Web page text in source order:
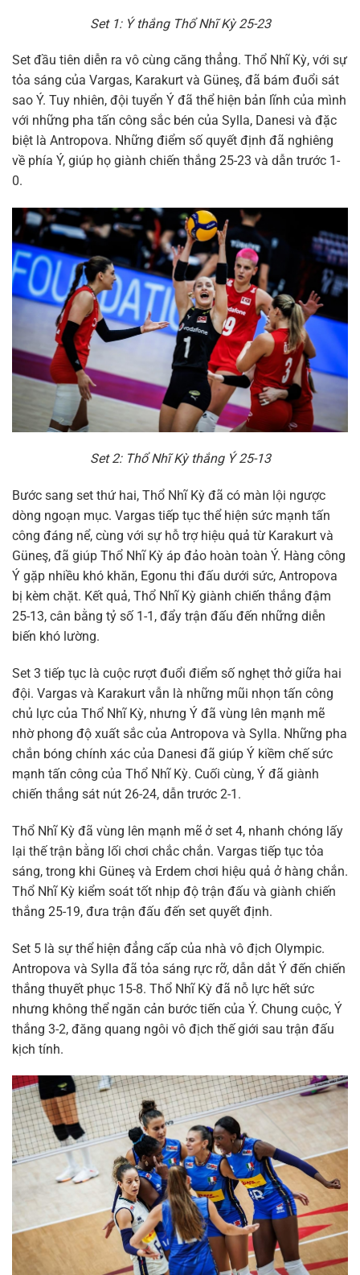
Set 1: Ý thắng Thổ Nhĩ Kỳ 25-23
Set đầu tiên diễn ra vô cùng căng thẳng. Thổ Nhĩ Kỳ, với sự
tỏa sáng của Vargas, Karakurt và Güneş, đã bám đuổi sát
sao Ý. Tuy nhiên, đội tuyển Ý đã thể hiện bản lĩnh của mình
với những pha tấn công sắc bén của Sylla, Danesi và đặc
biệt là Antropova. Những điểm số quyết định đã nghiêng
về phía Ý, giúp họ giành chiến thắng 25-23 và dẫn trước 1-
0.
Set 2: Thổ Nhĩ Kỳ thắng Ý 25-13
Bước sang set thứ hai, Thổ Nhĩ Kỳ đã có màn lội ngược
dòng ngoạn mục. Vargas tiếp tục thể hiện sức mạnh tấn
công đáng nể, cùng với sự hỗ trợ hiệu quả từ Karakurt và
Güneş, đã giúp Thổ Nhĩ Kỳ áp đảo hoàn toàn Ý. Hàng công
Ý gặp nhiều khó khăn, Egonu thi đấu dưới sức, Antropova
bị kèm chặt. Kết quả, Thổ Nhĩ Kỳ giành chiến thắng đậm
25-13, cân bằng tỷ số 1-1, đẩy trận đấu đến những diễn
biến khó lường.
Set 3 tiếp tục là cuộc rượt đuổi điểm số nghẹt thở giữa hai
đội. Vargas và Karakurt vẫn là những mũi nhọn tấn công
chủ lực của Thổ Nhĩ Kỳ, nhưng Ý đã vùng lên mạnh mẽ
nhờ phong độ xuất sắc của Antropova và Sylla. Những pha
chắn bóng chính xác của Danesi đã giúp Ý kiềm chế sức
mạnh tấn công của Thổ Nhĩ Kỳ. Cuối cùng, Ý đã giành
chiến thắng sát nút 26-24, dẫn trước 2-1.
Thổ Nhĩ Kỳ đã vùng lên mạnh mẽ ở set 4, nhanh chóng lấy
lại thế trận bằng lối chơi chắc chắn. Vargas tiếp tục tỏa
sáng, trong khi Güneş và Erdem chơi hiệu quả ở hàng chắn.
Thổ Nhĩ Kỳ kiểm soát tốt nhịp độ trận đấu và giành chiến
thắng 25-19, đưa trận đấu đến set quyết định.
Set 5 là sự thể hiện đẳng cấp của nhà vô địch Olympic.
Antropova và Sylla đã tỏa sáng rực rỡ, dẫn dắt Ý đến chiến
thắng thuyết phục 15-8. Thổ Nhĩ Kỳ đã nỗ lực hết sức
nhưng không thể ngăn cản bước tiến của Ý. Chung cuộc, Ý
thắng 3-2, đăng quang ngôi vô địch thế giới sau trận đấu
kịch tính.